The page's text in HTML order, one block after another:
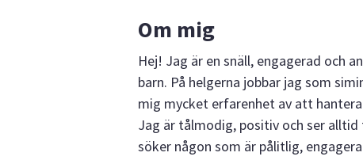
Om mig
Hej! Jag är en snäll, engagerad och
barn. På helgerna jobbar jag som
mig mycket erfarenhet av att
Jag är tålmodig, positiv och ser
söker någon som är pålitlig,